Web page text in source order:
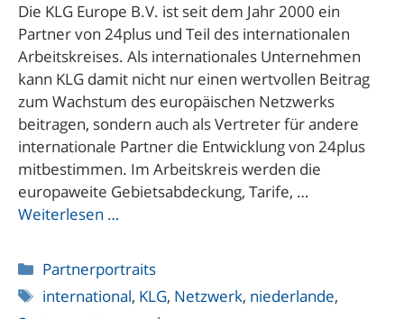
Die KLG Europe B.V. ist seit dem Jahr 2000 ein
Partner von 24plus und Teil des internationalen
Arbeitskreises. Als internationales Unternehmen
kann KLG damit nicht nur einen wertvollen Beitrag
zum Wachstum des europäischen Netzwerks
beitragen, sondern auch als Vertreter für andere
internationale Partner die Entwicklung von 24plus
mitbestimmen. Im Arbeitskreis werden die
europaweite Gebietsabdeckung, Tarife, …
Weiterlesen …
Kategorien
Partnerportraits
Schlagwörter
international, KLG, Netzwerk, niederlande,